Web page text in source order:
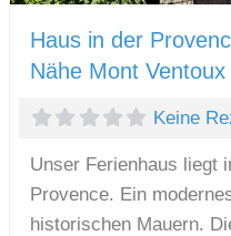
Haus in der
Nähe Mont Ventoux
Keine
Unser Ferienhaus liegt
Provence. Ein
historischen Mauern.